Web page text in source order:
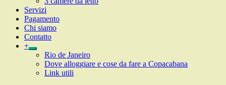
Copacabana
Servizi
Pagamento
Chi siamo
Contatto
+
expand
child
menu
Rio de Janeiro
Dove alloggiare e cose da fare a Copacabana
Link utili